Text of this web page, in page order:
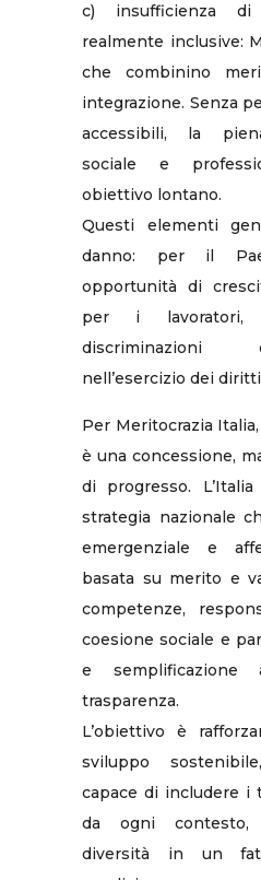
c) insufficienza
realmente inclusive:
che combinino
integrazione. Senza
accessibili, la
sociale e
obiettivo lontano.
Questi elementi
danno: per il
opportunità di
per i lavoratori,
nell’esercizio dei
Per Meritocrazia
è una concessione,
di progresso.
strategia nazionale
emergenziale e
basata su merito e
competenze,
coesione sociale e
e semplificazione
trasparenza.
L’obiettivo è
sviluppo
capace di includere i
da ogni contesto,
diversità in un